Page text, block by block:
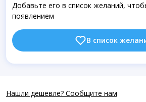
Добавьте его в список желаний,
появлением
В список
Нашли дешевле? Сообщите нам